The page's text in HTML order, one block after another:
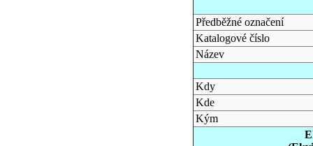
Předběžné označení
Katalogové číslo
Název
Kdy
Kde
Kým